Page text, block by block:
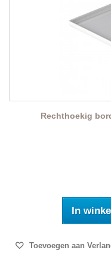
Rechthoekig
In
Toevoegen aan